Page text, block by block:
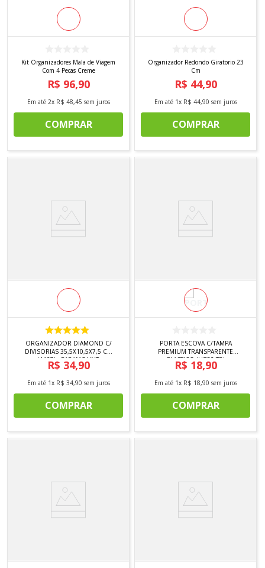
Kit Organizadores Mala de Viagem
Com 4 Pecas Creme
R$ 96,90
Em até 2x R$ 48,45 sem juros
COMPRAR
Organizador Redondo Giratorio 23
Cm
R$ 44,90
Em até 1x R$ 44,90 sem juros
COMPRAR
ORGANIZADOR DIAMOND C/
DIVISORIAS 35,5X10,5X7,5 CM
(1127) - PARAMOUNT
R$ 34,90
Em até 1x R$ 34,90 sem juros
COMPRAR
PORTA ESCOVA C/TAMPA
PREMIUM TRANSPARENTE
PLASTICO (UZ52-TR)
R$ 18,90
Em até 1x R$ 18,90 sem juros
COMPRAR